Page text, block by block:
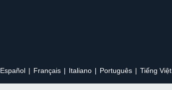
Español Français Italiano Português Tiếng Việt